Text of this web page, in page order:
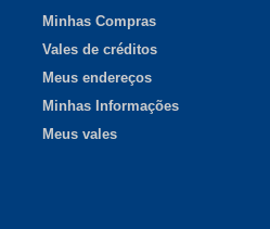
Minhas Compras
Vales de créditos
Meus endereços
Minhas Informações
Meus vales